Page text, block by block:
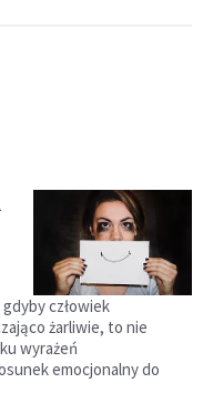
człowiek
żarliwie, to nie
wyrażeń
emocjonalny do